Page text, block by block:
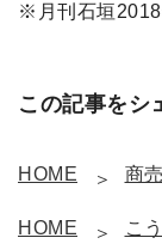
※月刊石垣2018
この記事をシ
HOME 商
HOME こ